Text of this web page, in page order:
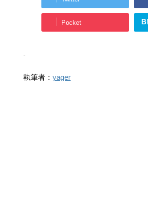
Pocket B!
-
執筆者： yager